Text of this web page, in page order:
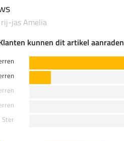
jas Amelia
kunnen dit artikel aanraden
Ster